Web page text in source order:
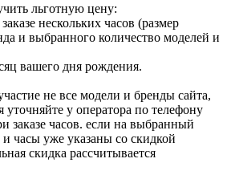
льготную цену:
нескольких часов (размер
и выбранного количество моделей и
вашего дня рождения.
не все модели и бренды сайта,
у оператора по телефону
заказе часов. если на выбранный
часы уже указаны со скидкой
скидка рассчитывается